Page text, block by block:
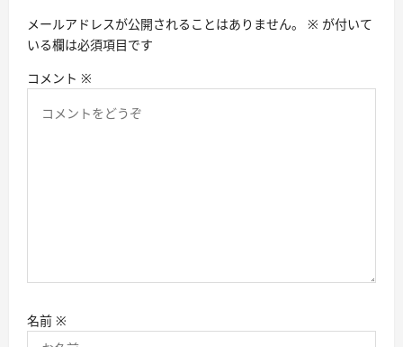
ン
メールアドレスが公開されることはありません。 ※ が付いて
いる欄は必須項目です
コメント ※
名前 ※